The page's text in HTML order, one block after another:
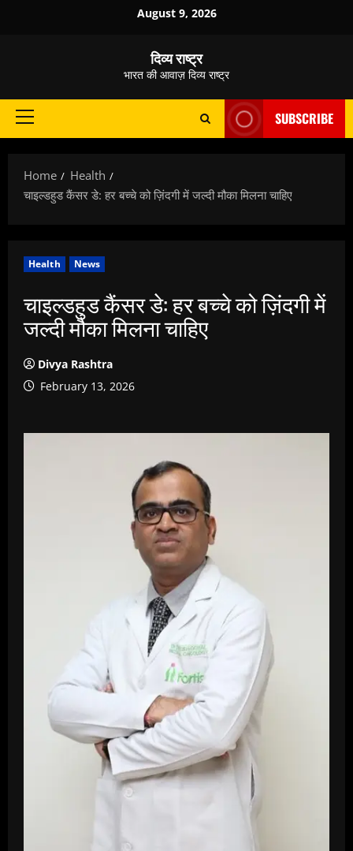
August 9, 2026
दिव्य राष्ट्र
भारत की आवाज़ दिव्य राष्ट्र
Primary
SUBSCRIBE
Home
Health
चाइल्डहुड कैंसर डे: हर बच्चे को ज़िंदगी में जल्दी मौका मिलना चाहिए
Health News
चाइल्डहुड कैंसर डे: हर बच्चे को ज़िंदगी में
जल्दी मौका मिलना चाहिए
Divya Rashtra
February 13, 2026